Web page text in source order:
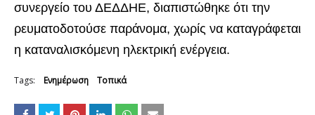
συνεργείο του ΔΕΔΔΗΕ, διαπιστώθηκε ότι την
ρευματοδοτούσε παράνομα, χωρίς να καταγράφεται
η καταναλισκόμενη ηλεκτρική ενέργεια.
Tags: Ενημέρωση Τοπικά